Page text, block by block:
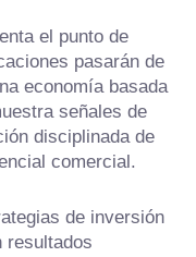
el punto de
pasarán de
economía basada
señales de
disciplinada de
comercial.
de inversión
resultados